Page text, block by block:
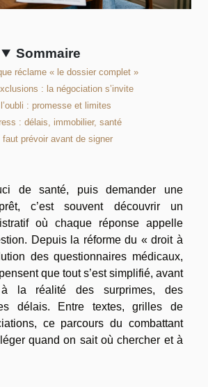
Sommaire
réclame « le dossier complet »
: la négociation s’invite
: promesse et limites
: délais, immobilier, santé
faut prévoir avant de signer
de santé, puis demander une
c’est souvent découvrir un
où chaque réponse appelle
Depuis la réforme du « droit à
des questionnaires médicaux,
que tout s’est simplifié, avant
la réalité des surprimes, des
délais. Entre textes, grilles de
ce parcours du combattant
quand on sait où chercher et à